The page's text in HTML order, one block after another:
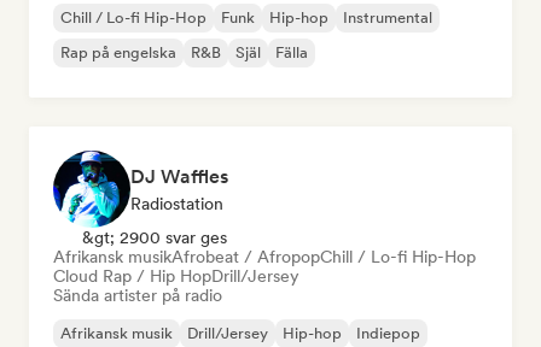
Chill / Lo-fi Hip-Hop Funk Hip-hop
Instrumental
Rap på engelska
R&B Själ Fälla
DJ Waffles
Radiostation
&gt; 2900 svar ges
Afrikansk musikAfrobeat / AfropopChill / Lo-fi Hip-Hop
Cloud Rap / Hip HopDrill/Jersey
Sända artister på radio
Afrikansk musik Drill/Jersey Hip-hop
Indiepop